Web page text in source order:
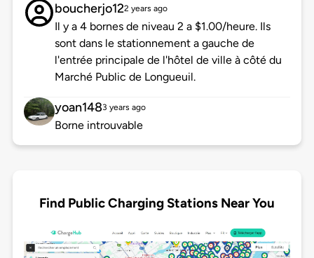
boucherjo122 years ago
Il y a 4 bornes de niveau 2 a $1.00/heure. Ils
sont dans le stationnement a gauche de
l'entrée principale de l'hôtel de ville à côté du
Marché Public de Longueuil.
yoan1483 years ago
Borne introuvable
Find Public Charging Stations Near You